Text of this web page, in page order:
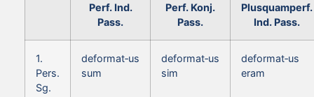
Perf. Ind.
Pass.
Perf. Konj.
Pass.
Plusquamperf.
Ind. Pass.
1.
Pers.
Sg.
deformat‑us
sum
deformat‑us
sim
deformat‑us
eram